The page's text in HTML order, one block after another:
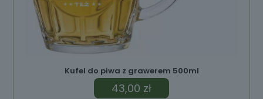
Kufel do piwa z grawerem 500ml
43,00 zł